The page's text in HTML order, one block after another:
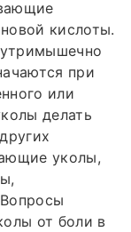
кислоты.
при
или
делать
уколы,
от боли в